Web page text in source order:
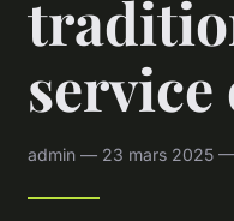
admin — 23 mars 2025